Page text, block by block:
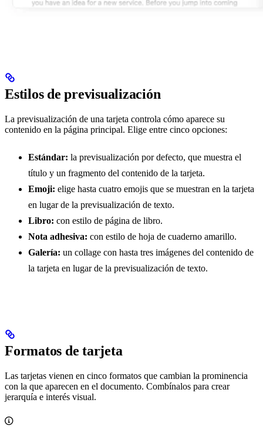
Estilos de previsualización
La previsualización de una tarjeta controla cómo aparece su
contenido en la página principal. Elige entre cinco opciones:
Estándar: la previsualización por defecto, que muestra el
título y un fragmento del contenido de la tarjeta.
Emoji: elige hasta cuatro emojis que se muestran en la tarjeta
en lugar de la previsualización de texto.
Libro: con estilo de página de libro.
Nota adhesiva: con estilo de hoja de cuaderno amarillo.
Galería: un collage con hasta tres imágenes del contenido de
la tarjeta en lugar de la previsualización de texto.
Formatos de tarjeta
Las tarjetas vienen en cinco formatos que cambian la prominencia
con la que aparecen en el documento. Combínalos para crear
jerarquía e interés visual.